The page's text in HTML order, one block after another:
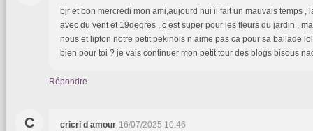
bjr et bon mercredi mon ami,aujourd hui il fait un mauvais temps ,
avec du vent et 19degres , c est super pour les fleurs du jardin ,
nous et lipton notre petit pekinois n aime pas ca pour sa ballade
bien pour toi ? je vais continuer mon petit tour des blogs bisous
Répondre
C cricri d amour 16/07/2025 10:46